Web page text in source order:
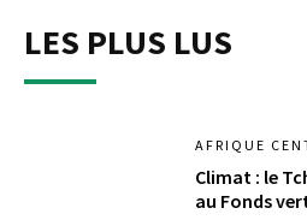
LES PLUS LUS
AFRIQUE
Climat : le
au Fonds